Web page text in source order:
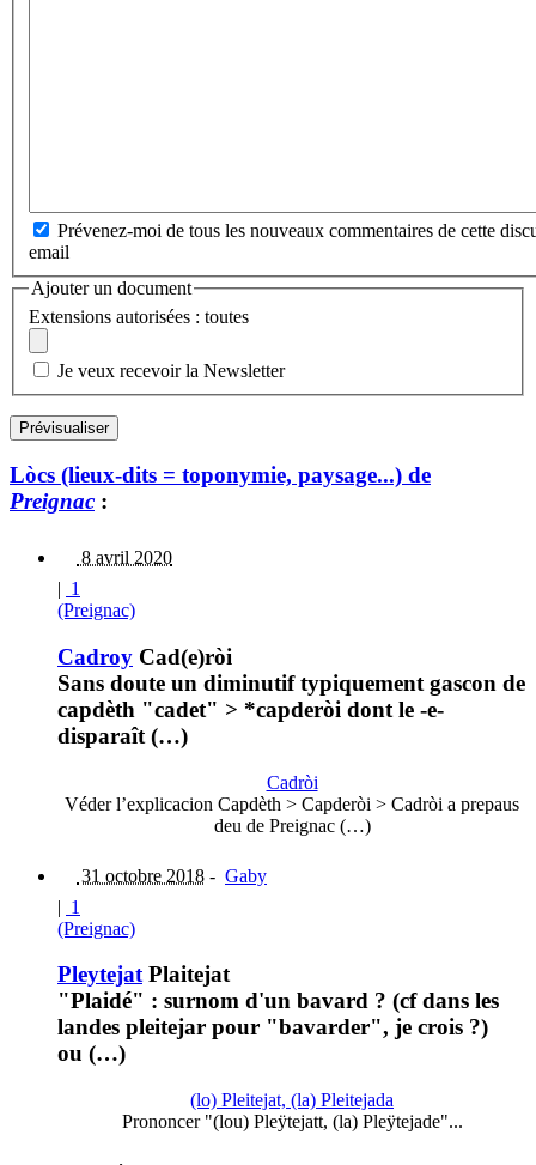
Prévenez-moi de tous les nouveaux commentaires de cette
email
Ajouter un document
Extensions autorisées : toutes
Je veux recevoir la Newsletter
Lòcs (lieux-dits = toponymie, paysage...) de
Preignac :
8 avril 2020
| 1
(Preignac)
Cadroy Cad(e)ròi
Sans doute un diminutif typiquement gascon de
capdèth "cadet" > *capderòi dont le -e-
disparaît (…)
Cadròi
Véder l’explicacion Capdèth > Capderòi > Cadròi a prepaus
deu de Preignac (…)
31 octobre 2018 - Gaby
| 1
(Preignac)
PleytejatPlaitejat
"Plaidé" : surnom d'un bavard ? (cf dans les
landes pleitejar pour "bavarder", je crois ?)
ou (…)
(lo) Pleitejat, (la) Pleitejada
Prononcer "(lou) Pleÿtejatt, (la) Pleÿtejade"...